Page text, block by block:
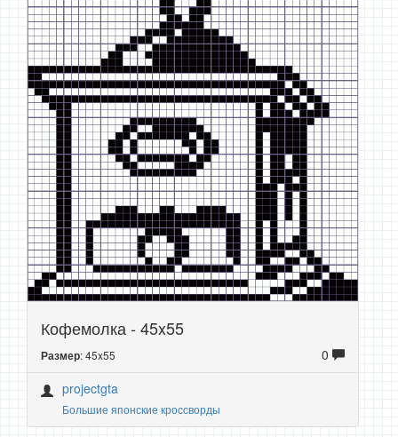
Кофемолка - 45x55
Размер: 45x55
0
projectgta
Большие японские кроссворды